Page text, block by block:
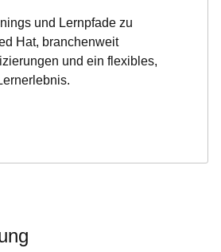
und Lernpfade zu
Hat, branchenweit
und ein flexibles,